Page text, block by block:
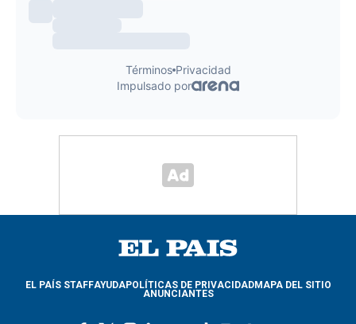
EL PAÍS STAFFAYUDAPOLÍTICAS DE PRIVACIDADMAPA DEL SITIO
ANUNCIANTES